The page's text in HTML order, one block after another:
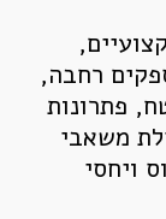
רחבה,
פתרונות
משאבי
ויחסי